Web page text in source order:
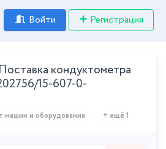
Войти Регистрация
кондуктометра
15-607-0-
машин и оборудования + ещё 1